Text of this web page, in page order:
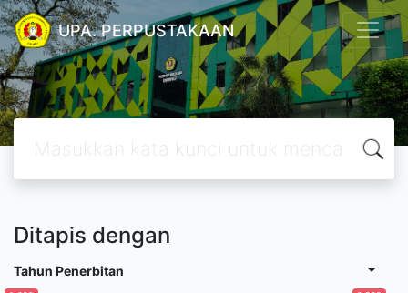
UPA. PERPUSTAKAAN
Ditapis dengan
Tahun Penerbitan